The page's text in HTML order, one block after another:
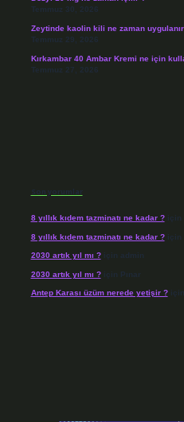
Temmuz 30, 2026
Zeytinde kaolin kili ne zaman
Temmuz 29, 2026
Kırkambar 40 Ambar Kremi ne için
Temmuz 27, 2026
Son yorumlar
8 yıllık kıdem tazminatı ne kadar ?için
8 yıllık kıdem tazminatı ne kadar ?için
2030 artık yıl mı ?için admin
2030 artık yıl mı ?için Pınar
Antep Karası üzüm nerede yetişir ?için